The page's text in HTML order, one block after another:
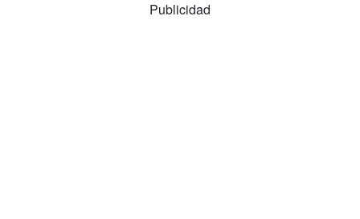
Publicidad